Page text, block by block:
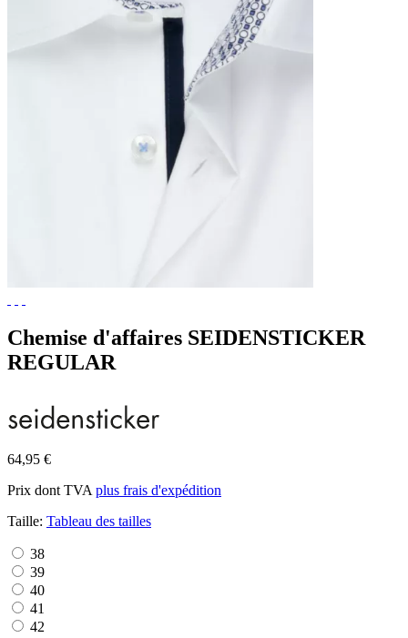
Chemise d'affaires SEIDENSTICKER
REGULAR
64,95 €
Prix dont TVA plus frais d'expédition
Taille: Tableau des tailles
38
39
40
41
42